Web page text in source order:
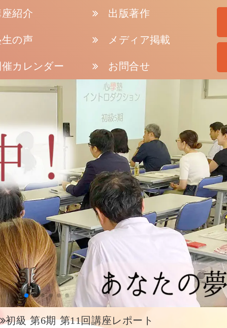
紹介 出版著作
の声 メディア掲載
催カレンダー お問合せ
初級 第6期 第11回講座レポート